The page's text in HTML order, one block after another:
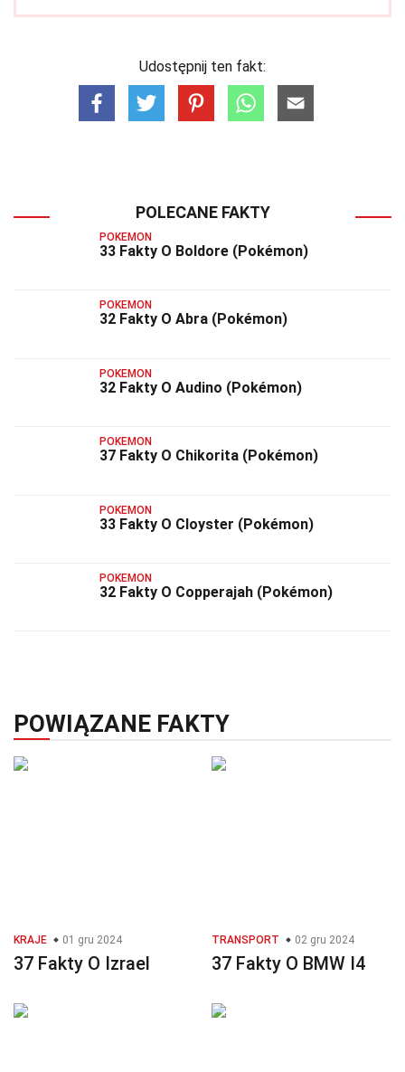
Udostępnij ten fakt:
POLECANE FAKTY
POKEMON
33 Fakty O Boldore (Pokémon)
POKEMON
32 Fakty O Abra (Pokémon)
POKEMON
32 Fakty O Audino (Pokémon)
POKEMON
37 Fakty O Chikorita (Pokémon)
POKEMON
33 Fakty O Cloyster (Pokémon)
POKEMON
32 Fakty O Copperajah (Pokémon)
POWIĄZANE FAKTY
KRAJE 01 gru 2024
37 Fakty O Izrael
TRANSPORT 02 gru 2024
37 Fakty O BMW I4